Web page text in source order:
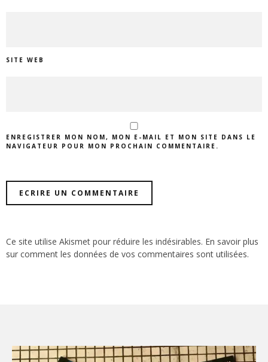
SITE WEB
ENREGISTRER MON NOM, MON E-MAIL ET MON SITE DANS LE
NAVIGATEUR POUR MON PROCHAIN COMMENTAIRE.
Ce site utilise Akismet pour réduire les indésirables. En savoir plus
sur comment les données de vos commentaires sont utilisées.